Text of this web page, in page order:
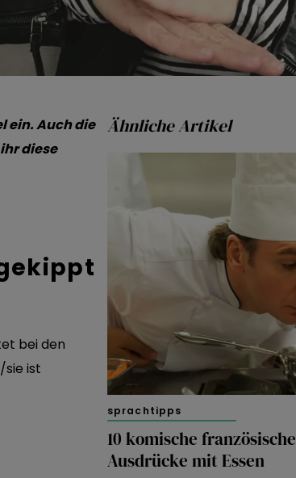
ein. Auch die
diese
bei den
ist
Ähnliche Artikel
sprachtipps
10 komische französische
Ausdrücke mit Essen